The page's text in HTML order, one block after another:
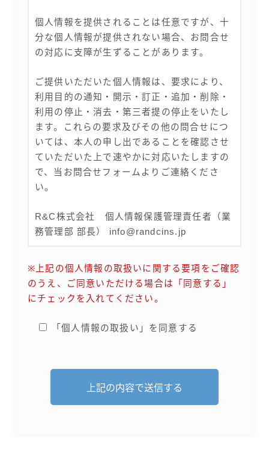
個人情報を提供されることは任意ですが、十
分な個人情報が提供されない場合、お問合せ
の対応に支障が生ずることがあります。
ご提供いただいた個人情報は、要求により、
利用目的の通知・開示・訂正・追加・削除・
利用の停止・消去・第三者提の停止をいたし
ます。これらの要求及びその他の問合せにつ
いては、本人の申し出であることを確認させ
ていただいた上で速やかに対応いたしますの
で、当お問合せフォームよりご連絡くださ
い。
R&C株式会社 個人情報保護管理責任者（業
務管理部 部長） info@randcins.jp
※上記の個人情報の取扱いに関する要項をご確認
のうえ、ご同意いただける場合は「同意する」
にチェックを入れてください。
「個人情報の取扱い」を同意する